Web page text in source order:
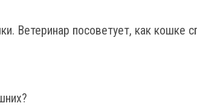
Ветеринар посоветует, как